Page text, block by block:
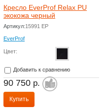
Кресло EverProf Relax PU
экокожа черный
Артикул:15991 EP
EverProf
Цвет:
Добавить к сравнению
90 750 р.
Купить